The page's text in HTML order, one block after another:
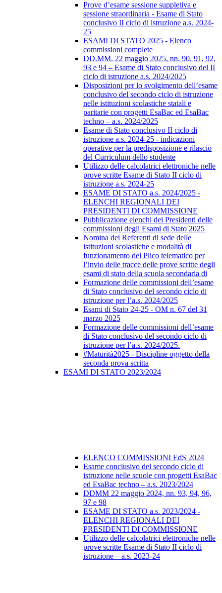
Prove d’esame sessione suppletiva e
sessione straordinaria - Esame di Stato
conclusivo II ciclo di istruzione a.s. 2024-
25
ESAMI DI STATO 2025 - Elenco
commissioni complete
DD.MM. 22 maggio 2025, nn. 90, 91, 92,
93 e 94 – Esame di Stato conclusivo del II
ciclo di istruzione a.s. 2024/2025
Disposizioni per lo svolgimento dell’esame
conclusivo del secondo ciclo di istruzione
nelle istituzioni scolastiche statali e
paritarie con progetti EsaBac ed EsaBac
techno – a.s. 2024/2025
Esame di Stato conclusivo II ciclo di
istruzione a.s. 2024-25 - indicazioni
operative per la predisposizione e rilascio
del Curriculum dello studente
Utilizzo delle calcolatrici elettroniche nelle
prove scritte Esame di Stato II ciclo di
istruzione a.s. 2024-25
ESAME DI STATO a.s. 2024/2025 -
ELENCHI REGIONALI DEI
PRESIDENTI DI COMMISSIONE
Pubblicazione elenchi dei Presidenti delle
commissioni degli Esami di Stato 2025
Nomina dei Referenti di sede delle
istituzioni scolastiche e modalità di
funzionamento del Plico telematico per
l’invio delle tracce delle prove scritte degli
esami di stato della scuola secondaria di
Formazione delle commissioni dell’esame
di Stato conclusivo del secondo ciclo di
istruzione per l’a.s. 2024/2025
Esami di Stato 24-25 - OM n. 67 del 31
marzo 2025
Formazione delle commissioni dell’esame
di Stato conclusivo del secondo ciclo di
istruzione per l’a.s. 2024/2025.
#Maturità2025 - Discipline oggetto della
seconda prova scritta
ESAMI DI STATO 2023/2024
ELENCO COMMISSIONI EdS 2024
Esame conclusivo del secondo ciclo di
istruzione nelle scuole con progetti EsaBac
ed EsaBac techno – a.s. 2023/2024
DDMM 22 maggio 2024, nn. 93, 94, 96,
97 e 98
ESAME DI STATO a.s. 2023/2024 -
ELENCHI REGIONALI DEI
PRESIDENTI DI COMMISSIONE
Utilizzo delle calcolatrici elettroniche nelle
prove scritte Esame di Stato II ciclo di
istruzione – a.s. 2023-24